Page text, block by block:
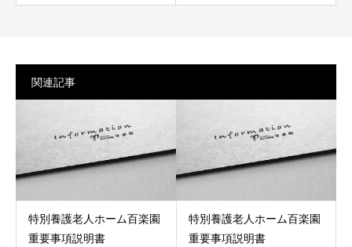
関連記事
特別養護老人ホーム百楽園
重要事項説明書
特別養護老人ホーム百楽園
重要事項説明書